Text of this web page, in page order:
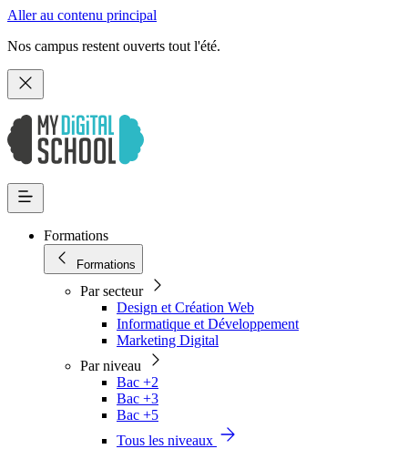
Aller au contenu principal
Nos campus restent ouverts tout l'été.
Formations
Formations
Par secteur
Design et Création Web
Informatique et Développement
Marketing Digital
Par niveau
Bac +2
Bac +3
Bac +5
Tous les niveaux